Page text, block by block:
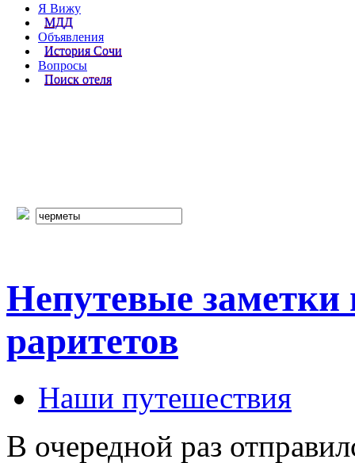
Я Вижу
МДД
Объявления
История Сочи
Вопросы
Поиск отеля
Непутевые заметки
раритетов
Наши путешествия
В очередной раз